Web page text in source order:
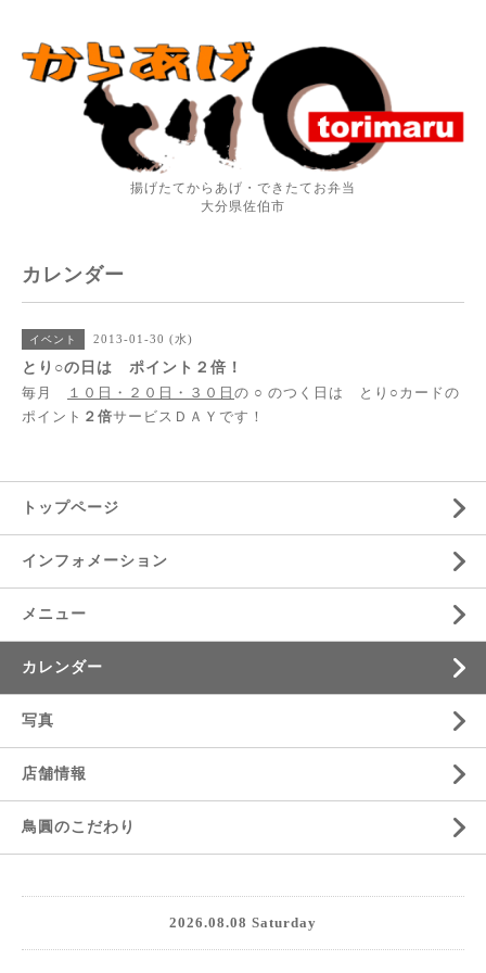
揚げたてからあげ・できたてお弁当
大分県佐伯市
カレンダー
イベント 2013-01-30 (水)
とり○の日は ポイント２倍！
毎月
１０日・２０日・３０日 の ○ のつく日は とり○カードの
ポイント ２倍サービスＤＡＹです！
トップページ
インフォメーション
メニュー
カレンダー
写真
店舗情報
鳥圓のこだわり
2026.08.08 Saturday